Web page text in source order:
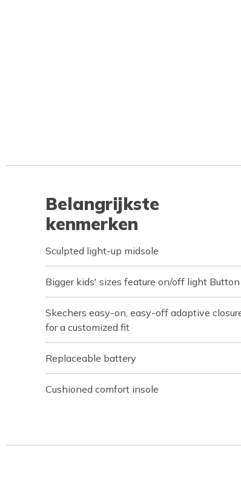
Belangrijkste
kenmerken
Sculpted light-up midsole
Bigger kids' sizes feature on/off light Button
Skechers easy-on, easy-off adaptive
for a customized fit
Replaceable battery
Cushioned comfort insole